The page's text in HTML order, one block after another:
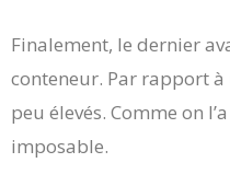
Finalement, le dernier
conteneur. Par rapport
peu élevés. Comme on
imposable.